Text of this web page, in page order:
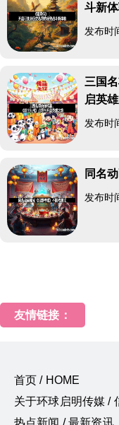
斗新
发布时
三国
启英
发布时
同名
发布时
友情链接：
首页 / HOME
关于环球启明传媒 /
热点新闻 / 最新资讯